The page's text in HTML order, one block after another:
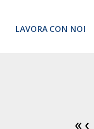
LAVORA CON NOI